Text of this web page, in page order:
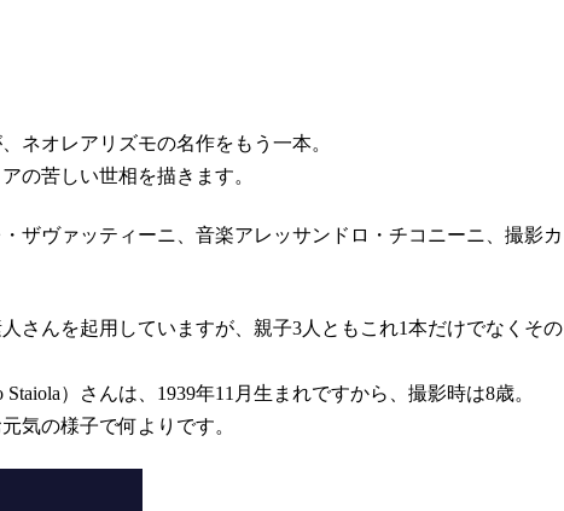
ネオレアリズモの名作をもう一本。
の苦しい世相を描きます。
ザヴァッティーニ、音楽アレッサンドロ・チコニーニ、撮影カ
さんを起用していますが、親子3人ともこれ1本だけでなくその
）さんは、1939年11月生まれですから、撮影時は8歳。
気の様子で何よりです。